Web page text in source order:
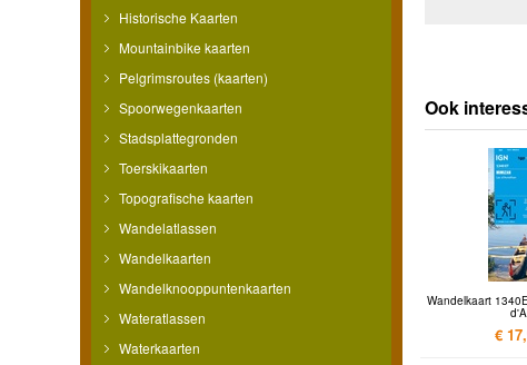
Historische Kaarten
Mountainbike kaarten
Pelgrimsroutes (kaarten)
Spoorwegenkaarten
Stadsplattegronden
Toerskikaarten
Topografische kaarten
Wandelatlassen
Wandelkaarten
Wandelknooppuntenkaarten
Wateratlassen
Waterkaarten
Ook
Wandelkaart
d'A
€